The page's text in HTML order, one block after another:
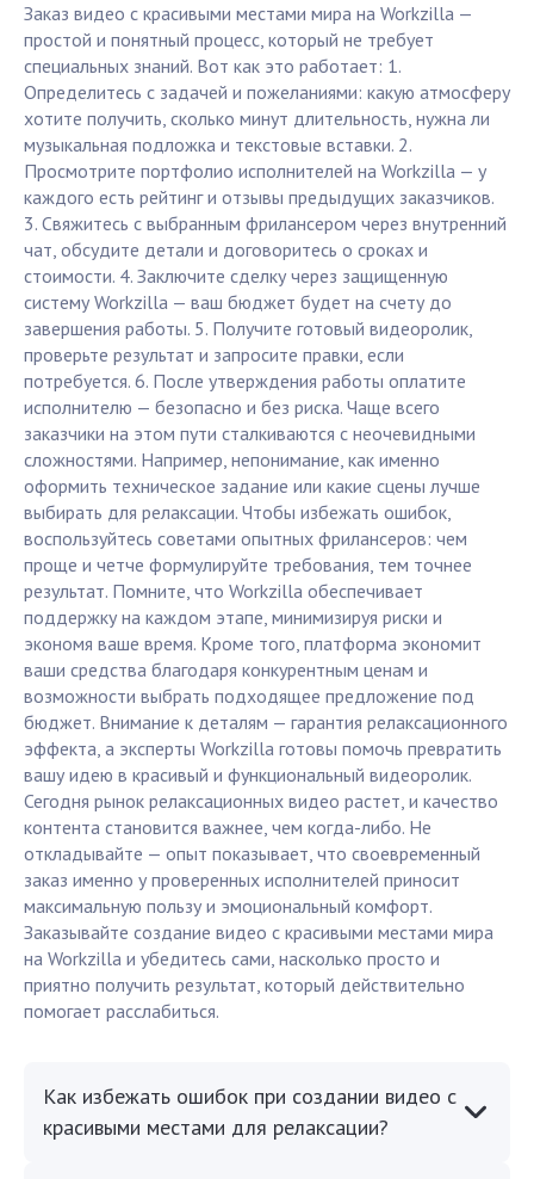
Заказ видео с красивыми местами мира на Workzilla —
простой и понятный процесс, который не требует
специальных знаний. Вот как это работает: 1.
Определитесь с задачей и пожеланиями: какую атмосферу
хотите получить, сколько минут длительность, нужна ли
музыкальная подложка и текстовые вставки. 2.
Просмотрите портфолио исполнителей на Workzilla — у
каждого есть рейтинг и отзывы предыдущих заказчиков.
3. Свяжитесь с выбранным фрилансером через внутренний
чат, обсудите детали и договоритесь о сроках и
стоимости. 4. Заключите сделку через защищенную
систему Workzilla — ваш бюджет будет на счету до
завершения работы. 5. Получите готовый видеоролик,
проверьте результат и запросите правки, если
потребуется. 6. После утверждения работы оплатите
исполнителю — безопасно и без риска. Чаще всего
заказчики на этом пути сталкиваются с неочевидными
сложностями. Например, непонимание, как именно
оформить техническое задание или какие сцены лучше
выбирать для релаксации. Чтобы избежать ошибок,
воспользуйтесь советами опытных фрилансеров: чем
проще и четче формулируйте требования, тем точнее
результат. Помните, что Workzilla обеспечивает
поддержку на каждом этапе, минимизируя риски и
экономя ваше время. Кроме того, платформа экономит
ваши средства благодаря конкурентным ценам и
возможности выбрать подходящее предложение под
бюджет. Внимание к деталям — гарантия релаксационного
эффекта, а эксперты Workzilla готовы помочь превратить
вашу идею в красивый и функциональный видеоролик.
Сегодня рынок релаксационных видео растет, и качество
контента становится важнее, чем когда-либо. Не
откладывайте — опыт показывает, что своевременный
заказ именно у проверенных исполнителей приносит
максимальную пользу и эмоциональный комфорт.
Заказывайте создание видео с красивыми местами мира
на Workzilla и убедитесь сами, насколько просто и
приятно получить результат, который действительно
помогает расслабиться.
Как избежать ошибок при создании видео с
красивыми местами для релаксации?